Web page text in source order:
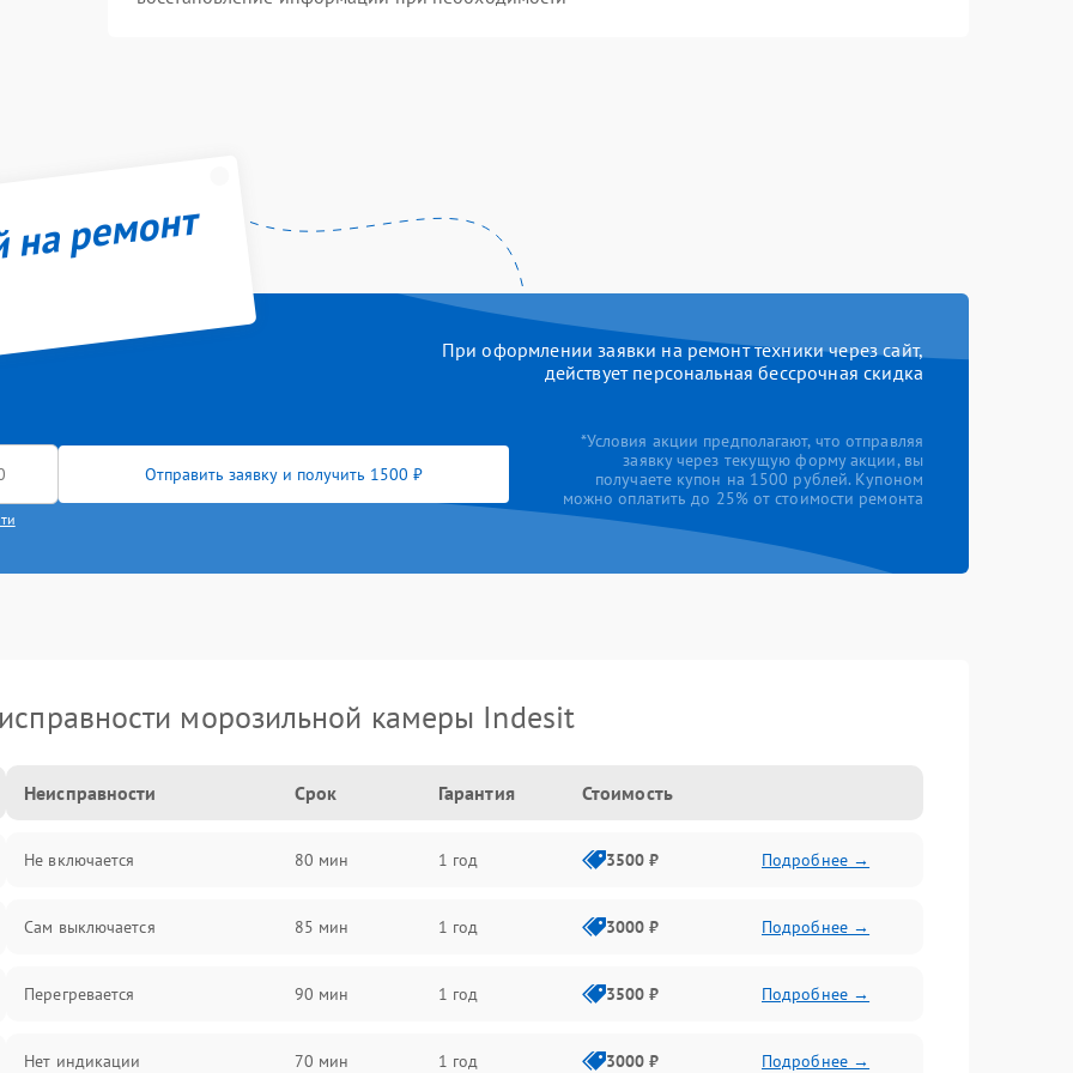
ремонт
При оформлении заявки на ремонт техники через сайт,
действует персональная бессрочная скидка
Отправить заявку и получить 1500 ₽
*Условия акции предполагают, что отправляя
заявку через текущую форму акции, вы
получаете купон на 1500 рублей. Купоном
можно оплатить до 25% от стоимости ремонта
морозильной камеры Indesit
Неисправности Срок Гарантия Стоимость
Не включается 80 мин 1 год 3500 ₽ Подробнее →
Сам выключается 85 мин 1 год 3000 ₽ Подробнее →
Перегревается 90 мин 1 год 3500 ₽ Подробнее →
Нет индикации 70 мин 1 год 3000 ₽ Подробнее →